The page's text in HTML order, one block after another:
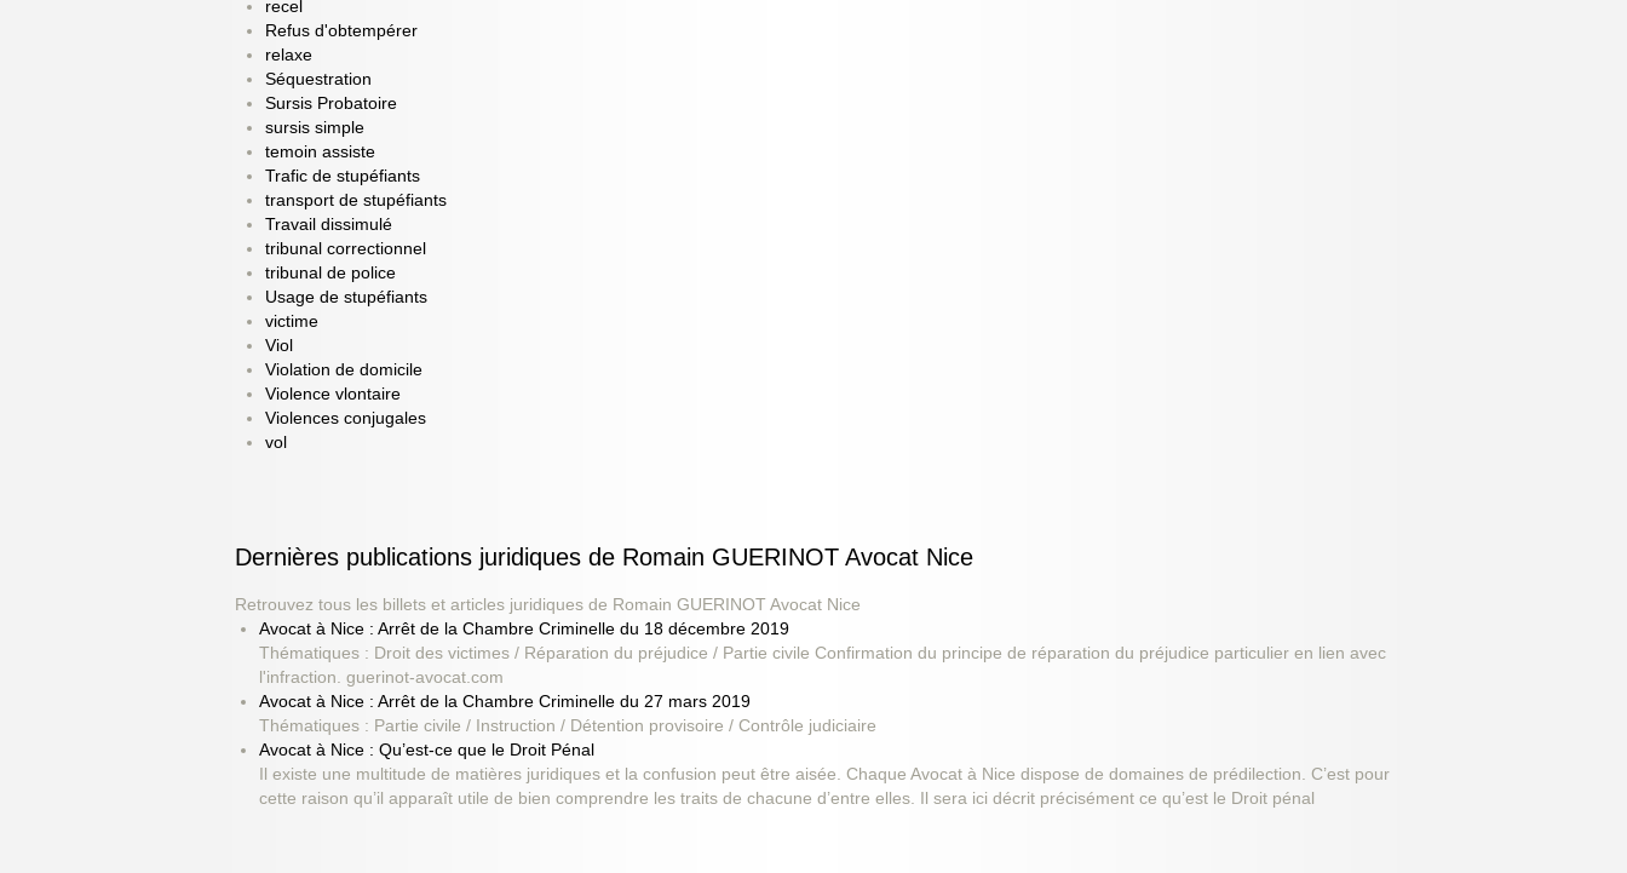
recel
Refus d'obtempérer
relaxe
Séquestration
Sursis Probatoire
sursis simple
temoin assiste
Trafic de stupéfiants
transport de stupéfiants
Travail dissimulé
tribunal correctionnel
tribunal de police
Usage de stupéfiants
victime
Viol
Violation de domicile
Violence vlontaire
Violences conjugales
vol
Dernières publications juridiques de Romain GUERINOT Avocat Nice
Retrouvez tous les billets et articles juridiques de Romain GUERINOT Avocat Nice
Avocat à Nice : Arrêt de la Chambre Criminelle du 18 décembre 2019
Thématiques : Droit des victimes / Réparation du préjudice / Partie civile Confirmation du principe de réparation du préjudice particulier en lien avec
l'infraction. guerinot-avocat.com
Avocat à Nice : Arrêt de la Chambre Criminelle du 27 mars 2019
Thématiques : Partie civile / Instruction / Détention provisoire / Contrôle judiciaire
Avocat à Nice : Qu’est-ce que le Droit Pénal
Il existe une multitude de matières juridiques et la confusion peut être aisée. Chaque Avocat à Nice dispose de domaines de prédilection. C’est pour
cette raison qu’il apparaît utile de bien comprendre les traits de chacune d’entre elles. Il sera ici décrit précisément ce qu’est le Droit pénal